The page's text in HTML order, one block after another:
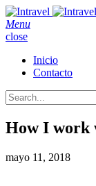
Menu
close
Inicio
Contacto
How I work
mayo 11, 2018